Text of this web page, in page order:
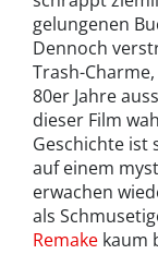
gelungenen
Dennoch
Trash-
80er Jahre
dieser Film
Geschichte ist
auf einem
erwachen
als
Remake kaum